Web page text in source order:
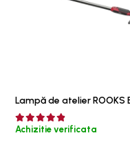
Achizitie verificata